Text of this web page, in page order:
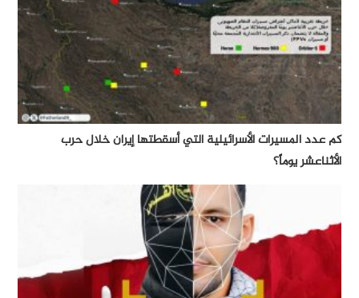
كم عدد المسيرات الأسرائيلية التي أسقطتها إيران خلال حرب
الأثناعشر يوماً؟